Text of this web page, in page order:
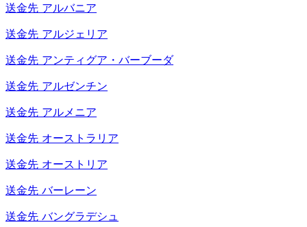
送金先 アルバニア
送金先 アルジェリア
送金先 アンティグア・バーブーダ
送金先 アルゼンチン
送金先 アルメニア
送金先 オーストラリア
送金先 オーストリア
送金先 バーレーン
送金先 バングラデシュ